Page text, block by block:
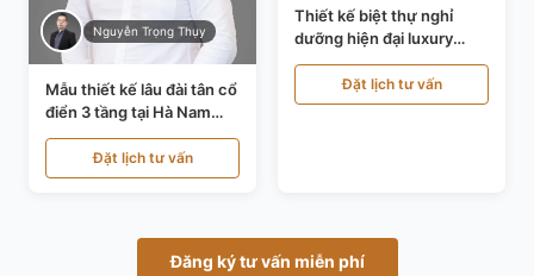
Nguyễn Trọng Thụy
Mẫu thiết kế lâu đài tân cổ
điển 3 tầng tại Hà Nam
KT24821
Đặt lịch tư vấn
Thiết kế biệt thự nghỉ
dưỡng hiện đại luxury
700m² tại Đà Nẵng
KT24616Đặt lịch tư vấn
Đăng ký tư vấn miễn phí